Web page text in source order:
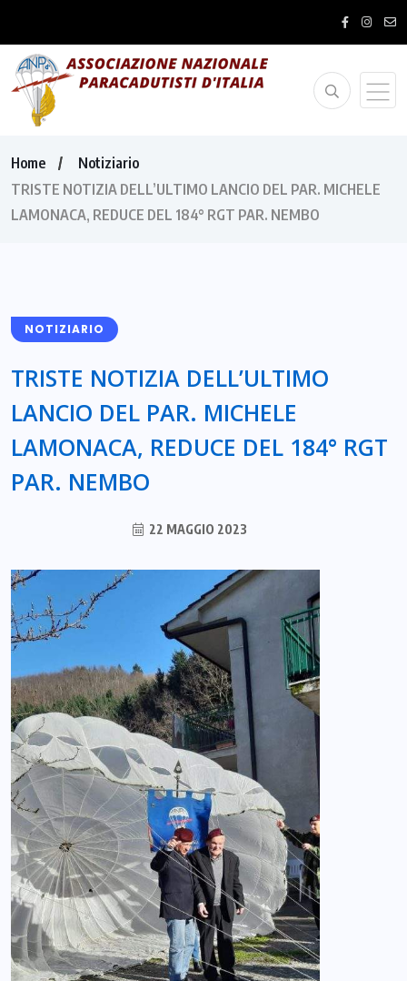
Home
Notiziario
TRISTE NOTIZIA DELL’ULTIMO LANCIO DEL PAR. MICHELE
LAMONACA, REDUCE DEL 184° RGT PAR. NEMBO
NOTIZIARIO
TRISTE NOTIZIA DELL’ULTIMO
LANCIO DEL PAR. MICHELE
LAMONACA, REDUCE DEL 184° RGT
PAR. NEMBO
22 MAGGIO 2023